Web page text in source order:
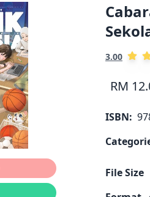
3.00
RM
ISBN:
File Size